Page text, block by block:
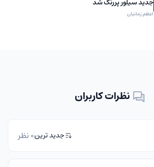
اعظم زمانیان
نظرات کاربران
جدید ترین0 نظر